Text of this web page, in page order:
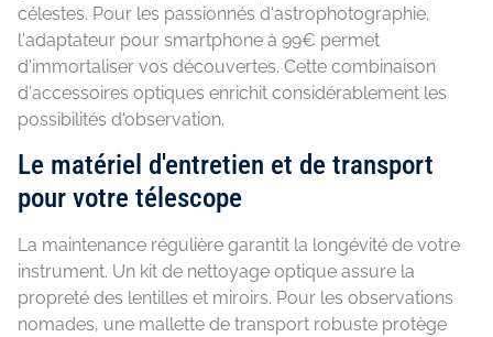
célestes. Pour les passionnés d'astrophotographie,
l'adaptateur pour smartphone à 99€ permet
d'immortaliser vos découvertes. Cette combinaison
d'accessoires optiques enrichit considérablement les
possibilités d'observation.
Le matériel d'entretien et de transport
pour votre télescope
La maintenance régulière garantit la longévité de votre
instrument. Un kit de nettoyage optique assure la
propreté des lentilles et miroirs. Pour les observations
nomades, une mallette de transport robuste protège